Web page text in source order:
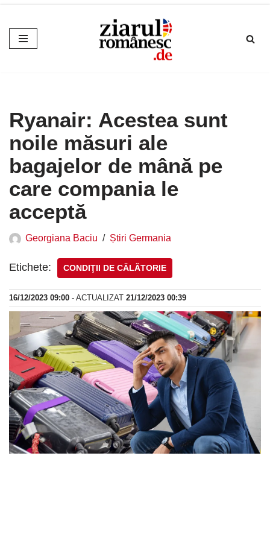
Sari
la
Ryanair: Acestea sunt
noile măsuri ale
bagajelor de mână pe
care compania le
acceptă
Georgiana Baciu Știri Germania
Etichete: CONDIŢII DE CĂLĂTORIE
16/12/2023 09:00 - ACTUALIZAT 21/12/2023 00:39